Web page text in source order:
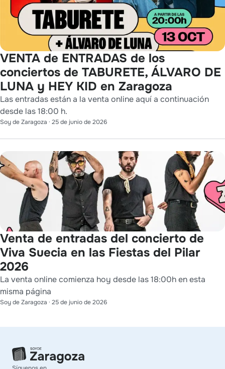
VENTA de ENTRADAS de los
conciertos de TABURETE, ÁLVARO DE
LUNA y HEY KID en Zaragoza
Las entradas están a la venta online aquí a continuación
desde las 18:00 h.
Soy de Zaragoza · 25 de junio de 2026
Venta de entradas del concierto de
Viva Suecia en las Fiestas del Pilar
2026
La venta online comienza hoy desde las 18:00h en esta
misma página
Soy de Zaragoza · 25 de junio de 2026